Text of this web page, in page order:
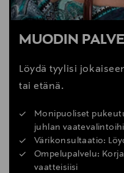
Birger Jarlsgatan 58, 114
Digitaalinen osoite
Avainsanat
Malina, neulemekko,
lyhythihainen mekko,
MUODIN
Löydä tyylisi
tai etänä.
Monipuoliset
juhlan
Värikonsultaatio:
Ompelupalvelu:
vaatteisiisi